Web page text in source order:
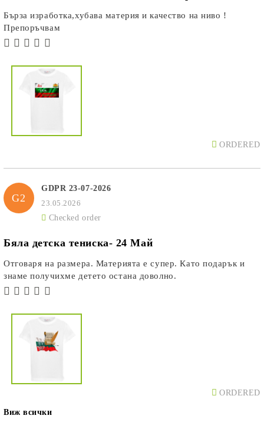
Бърза изработка,хубава материя и качество на ниво !
Препоръчвам
ORDERED
G2
GDPR 23-07-2026
23.05.2026
Checked order
Бяла детска тениска- 24 Май
Отговаря на размера. Материята е супер. Като подарък и
знаме получихме детето остана доволно.
ORDERED
Виж всички